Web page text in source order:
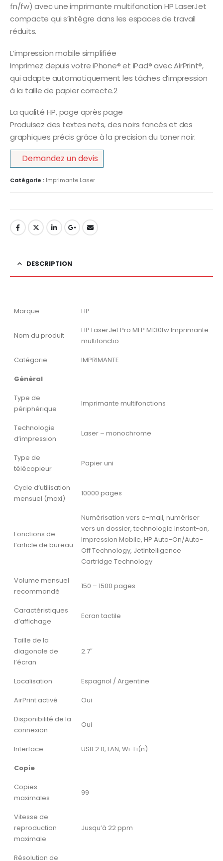
fn/fw) avec une imprimante multifonction HP LaserJet
compacte qui s’intègre dans les espaces de travail
réduits.
L’impression mobile simplifiée
Imprimez depuis votre iPhone® et iPad® avec AirPrint®,
qui adapte automatiquement les tâches d’impression
à la taille de papier correcte.2
La qualité HP, page après page
Produisez des textes nets, des noirs foncés et des
graphiques précis grâce à la precision du toner noir.
Demandez un devis
Catégorie : Imprimante Laser
DESCRIPTION
Marque HP
Nom du produit
HP LaserJet Pro MFP M130fw Imprimante
multifonctio
Catégorie
IMPRIMANTE
Général
Type de
périphérique
Imprimante multifonctions
Technologie
d’impression
Laser – monochrome
Type de
télécopieur
Papier uni
Cycle d’utilisation
mensuel (maxi)
10000 pages
Fonctions de
l’article de bureau
Numérisation vers e-mail, numériser
vers un dossier, technologie Instant-on,
Impression Mobile, HP Auto-On/Auto-
Off Technology, JetIntelligence
Cartridge Technology
Volume mensuel
recommandé
150 – 1500 pages
Caractéristiques
d’affichage
Ecran tactile
Taille de la
diagonale de
l’écran
2.7″
Localisation
Espagnol / Argentine
AirPrint activé
Oui
Disponibilité de la
connexion
Oui
Interface
USB 2.0, LAN, Wi-Fi(n)
Copie
Copies
maximales
99
Vitesse de
reproduction
maximale
Jusqu’à 22 ppm
Résolution de